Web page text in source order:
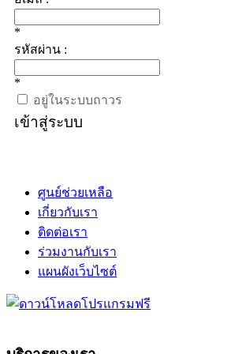
*
รหัสผ่าน :
*
อยู่ในระบบถาวร
เข้าสู่ระบบ
ศูนย์ช่วยเหลือ
เกี่ยวกับเรา
ติดต่อเรา
ร่วมงานกับเรา
แผนผังเว็บไซต์